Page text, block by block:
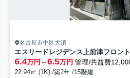
名古屋市中区大須
エスリードレジデンス上前津フロント
6.4万円～6.5万円 管理/共益費
22.94㎡ (1K) /築2年 /15階建